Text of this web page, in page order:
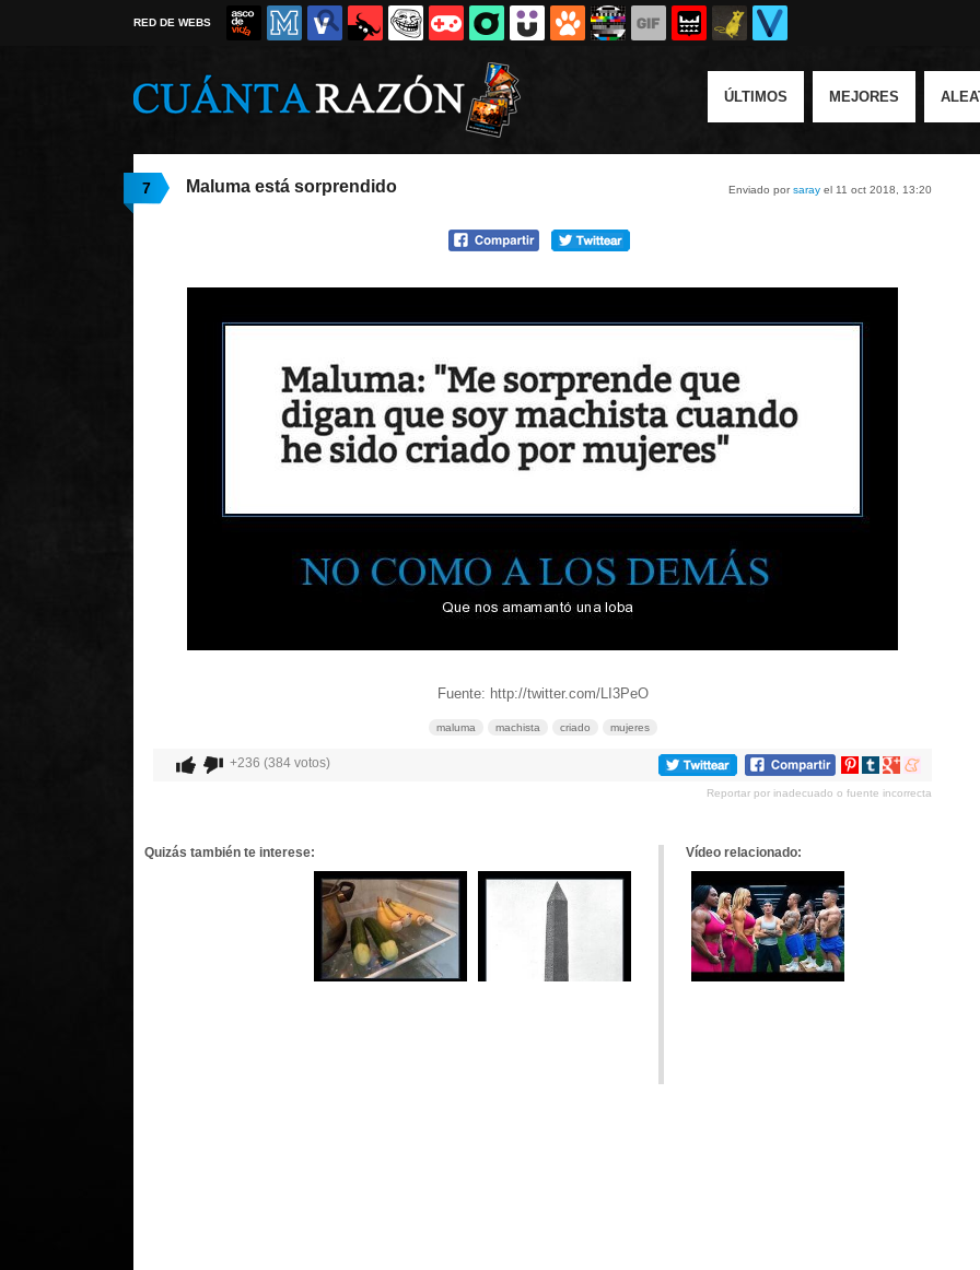
RED DE WEBS
ÚLTIMOS MEJORES
7 Enviado porsaray el 11 oct 2018, 13:20
Maluma está sorprendido
Fuente: http://twitter.com/LI3PeO
maluma machista criado mujeres
+236 (384 votos)
Compartir
Pinterest
Compartir
tumblr
Compartir
Google+
Compartir
meneame
Reportar por inadecuado o fuente incorrecta
Quizás también te interese: Vídeo relacionado: